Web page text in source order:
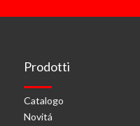
Prodotti
Catalogo
Novitá